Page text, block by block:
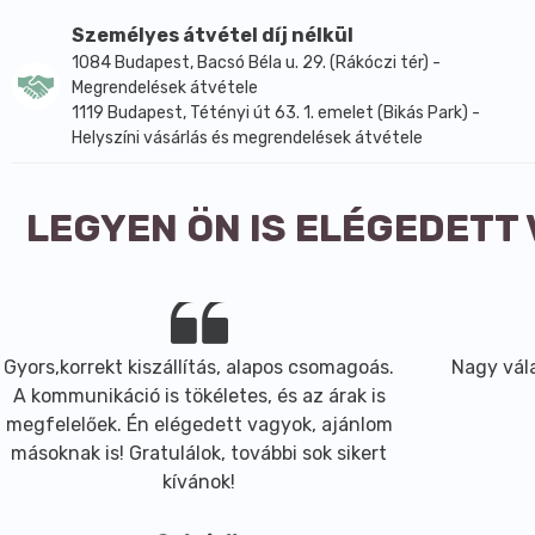
Starch, Aroma (Flavor), Lecithin, Citrus Nobilis
(Yellow 5), CI 77891 (Titanium Dioxide), CI 16035 (Red
Electric dreams szappan (100gr): Aqua (Water),
Parfum (Fragrance), Sodium Chloride, Stearic Acid,
21108.
Flamingo Ho Ho Ho fürdőbomba (160gr): Sodium
(Water), Theobroma Cacao (Cocoa) Seed Extract,
Oil, Citrus Aurantium Bergamia (Bergamot) Fruit Oil,
Mentolos cukorka fürdősüti (50gr): Sodium Bicarbonate,
(Fragrance), Butyrospermum Parkii (Shea Butter), Aqua
Starch, Aroma (Flavor), Dextrin, Mentha Viridis
Benzyl Benzoate, CI 18050, CI 40800 (Beta-Carotene),
Személyes átvétel díj nélkül
1084 Budapest, Bacsó Béla u. 29. (Rákóczi tér) -
Megrendelések átvétele
1119 Budapest, Tétényi út 63. 1. emelet (Bikás Park) -
Helyszíni vásárlás és megrendelések átvétele
LEGYEN ÖN IS
Gyors,korrekt kiszállítás, alapos csomagoás.
A kommunikáció is tökéletes, és az árak is
megfelelőek. Én elégedett vagyok, ajánlom
másoknak is! Gratulálok, további sok sikert
kívánok!
Nagy